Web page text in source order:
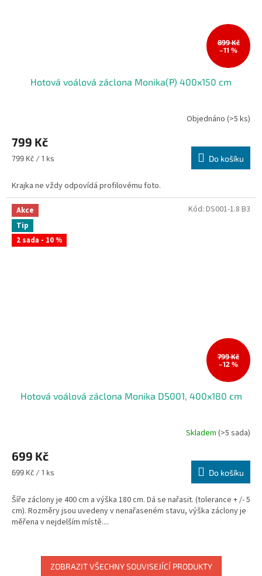
899 Kč
–11 %
Hotová voálová záclona Monika(P) 400x150 cm
produktu
je
5,0
5
hvězdiček.
Objednáno(>5 ks)
799 Kč
Měrná
799 Kč / 1 ks Do košíku
Krajka ne vždy odpovídá profilovému foto.
Akce
Tip
2 sada - 10 %
799 Kč
–12 %
Hotová voálová záclona Monika DS001, 400x180 cm
Skladem (>5 sada)
699 Kč
Měrná
699 Kč / 1 ks Do košíku
Šíře záclony je 400 cm a výška 180 cm. Dá se nařasit. (tolerance + /- 5
cm). Rozměry jsou uvedeny v nenařaseném stavu, výška záclony je
měřena v nejdelším místě....
Kód: DS001-1.8 B3
ZOBRAZIT VŠECHNY SOUVISEJÍCÍ PRODUKTY